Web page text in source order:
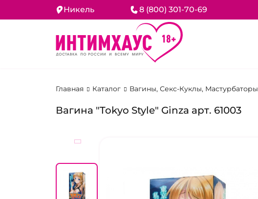
Никель 8 (800) 301-70-69
Главная Каталог Вагины, Секс-Куклы, Мастурбаторы
Вагина "Tokyo Style" Ginza арт. 61003